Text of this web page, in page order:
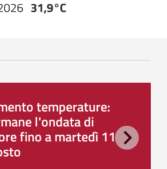
31,9°C
temperature:
l'ondata di
fino a martedì 11